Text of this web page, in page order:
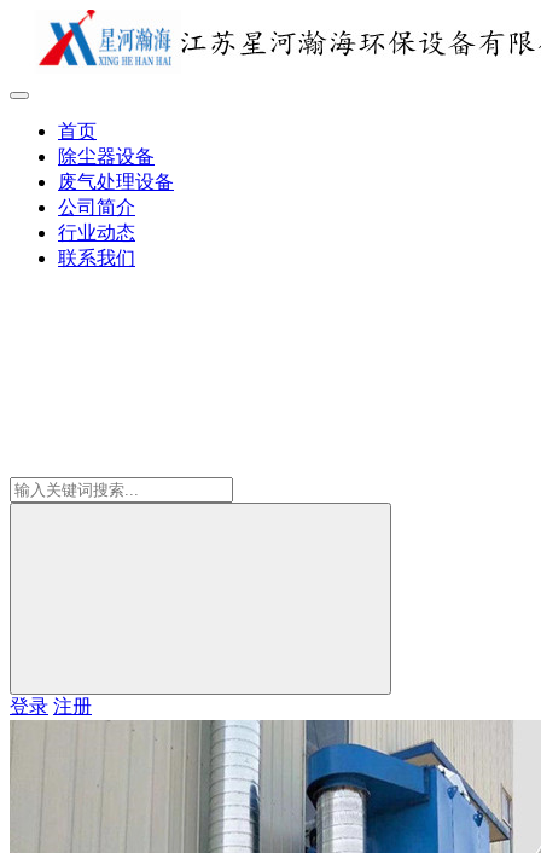
首页
除尘器设备
废气处理设备
公司简介
行业动态
联系我们
登录 注册